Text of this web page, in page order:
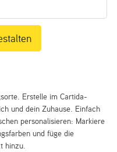
Erstelle im Cartida-
und dein Zuhause. Einfach
personalisieren: Markiere
und füge die
hinzu.